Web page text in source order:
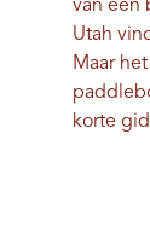
van een
Utah
Maar
korte